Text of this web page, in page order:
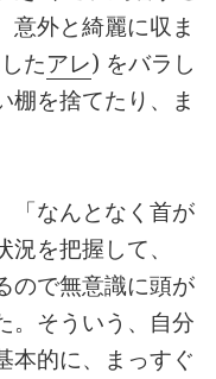
意外と綺麗に収ま
たアレ) をバラし
棚を捨てたり、ま
「なんとなく首が
を把握して、
ので無意識に頭が
。そういう、自分
本的に、まっすぐ